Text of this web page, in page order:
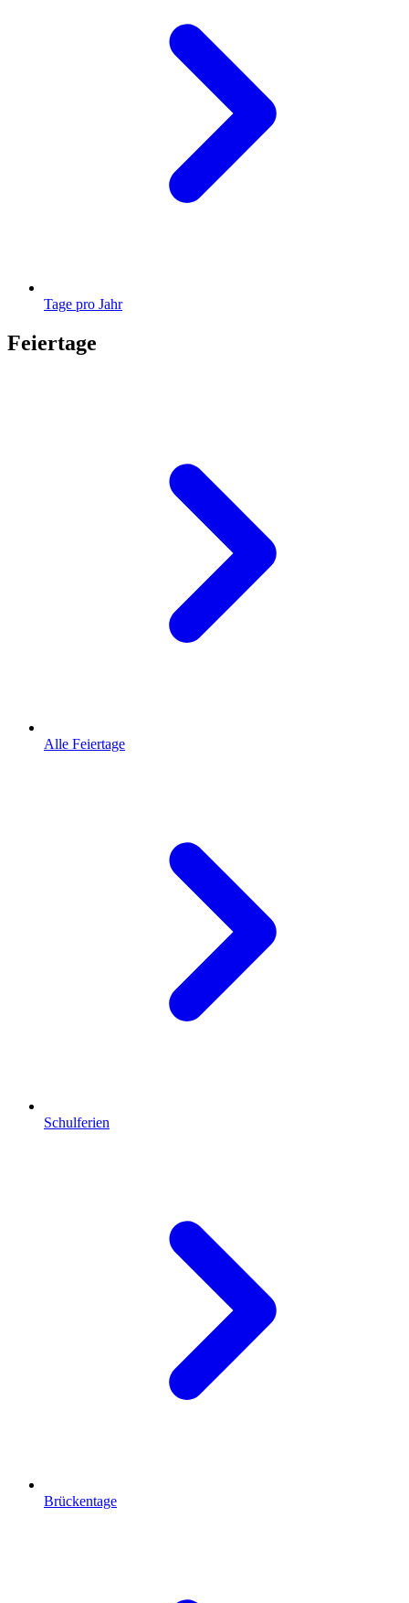
Tage pro Jahr
Feiertage
Alle Feiertage
Schulferien
Brückentage